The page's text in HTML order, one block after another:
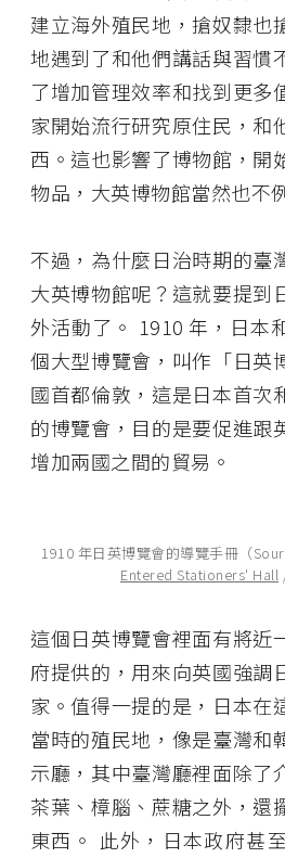
建立海外殖民地，搶奴隸也
地遇到了和他們講話與習慣
了增加管理效率和找到更多
家開始流行研究原住民，和
西。這也影響了博物館，開
物品，大英博物館當然也不
不過，為什麼日治時期的臺
大英博物館呢？這就要提到
外活動了。 1910 年，日本
個大型博覽會，叫作「日英
國首都倫敦，這是日本首次
的博覽會，目的是要促進跟
增加兩國之間的貿易。
1910 年日英博覽會的導覽手冊（
Entered Stationers' Hall
這個日英博覽會裡面有將近
府提供的，用來向英國強調
家。值得一提的是，日本在
當時的殖民地，像是臺灣和
示廳，其中臺灣廳裡面除了
茶葉、樟腦、蔗糖之外，還
東西。 此外，日本政府甚